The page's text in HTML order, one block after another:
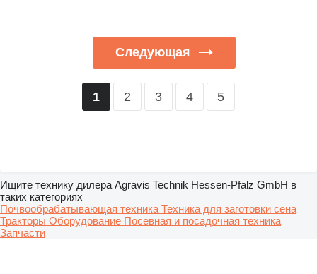
Следующая
1 2 3 4 5
Ищите технику дилера Agravis Technik Hessen-Pfalz GmbH в
таких категориях
Почвообрабатывающая техника Техника для заготовки сена
Тракторы Оборудование Посевная и посадочная техника
Запчасти